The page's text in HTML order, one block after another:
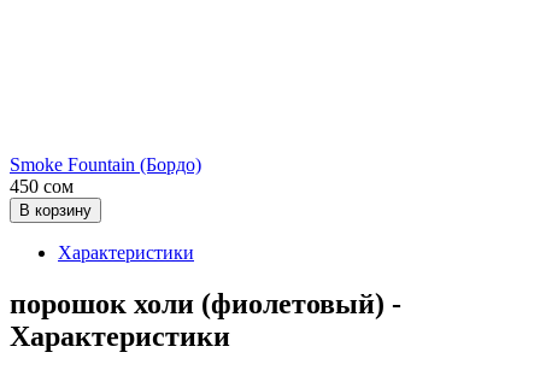
Smoke Fountain (Бордо)
450 сом
В корзину
Характеристики
порошок холи (фиолетовый) -
Характеристики